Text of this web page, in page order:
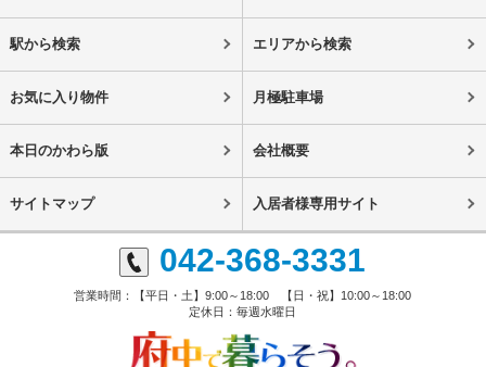
駅から検索 エリアから検索
お気に入り物件 月極駐車場
本日のかわら版 会社概要
サイトマップ 入居者様専用サイト
042-368-3331
営業時間：【平日・土】9:00～18:00 【日・祝】10:00～18:00
定休日：毎週水曜日